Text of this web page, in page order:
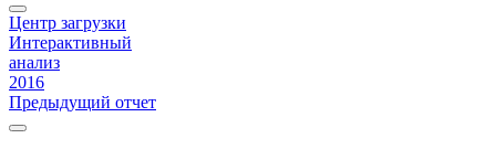
Центр загрузки
Интерактивный
анализ
2016
Предыдущий отчет